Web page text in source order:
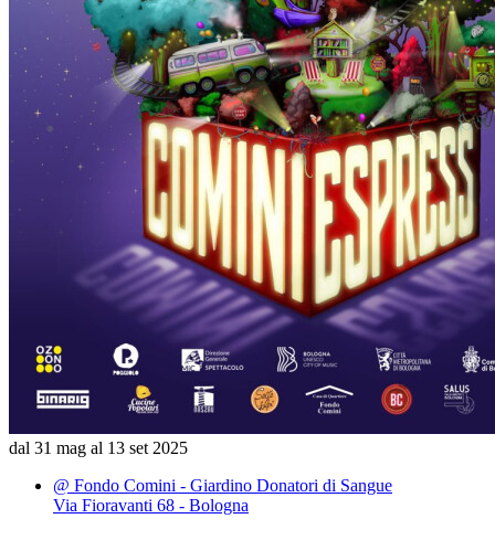
dal 31 mag al 13 set 2025
@ Fondo Comini - Giardino Donatori di Sangue
Via Fioravanti 68 - Bologna